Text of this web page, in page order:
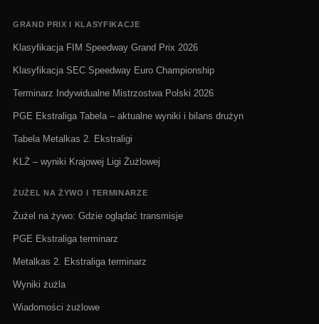
GRAND PRIX I KLASYFIKACJE
Klasyfikacja FIM Speedway Grand Prix 2026
Klasyfikacja SEC Speedway Euro Championship
Terminarz Indywidualne Mistrzostwa Polski 2026
PGE Ekstraliga Tabela – aktualne wyniki i bilans drużyn
Tabela Metalkas 2. Ekstraligi
KLŻ – wyniki Krajowej Ligi Żużlowej
ŻUŻEL NA ŻYWO I TERMINARZE
Żużel na żywo: Gdzie oglądać transmisje
PGE Ekstraliga terminarz
Metalkas 2. Ekstraliga terminarz
Wyniki żużla
Wiadomości żużlowe